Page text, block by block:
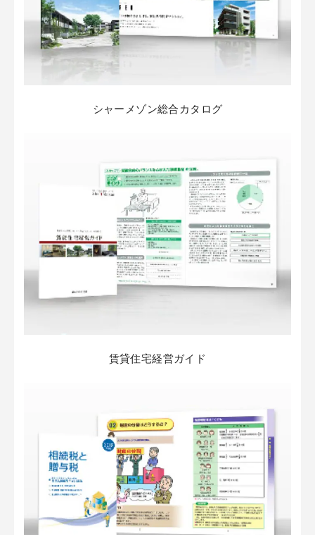
シャーメゾン総合カタログ
賃貸住宅経営ガイド